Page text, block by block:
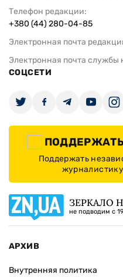
Телефон редакции:
+380 (44) 280-04-85
Электронная почта
Электронная почта службы
СОЦСЕТИ
ПОДДЕРЖАТЬ
Поддержать
ЗЕРКАЛО
не подводим с
АРХИВ
Внутренняя политика